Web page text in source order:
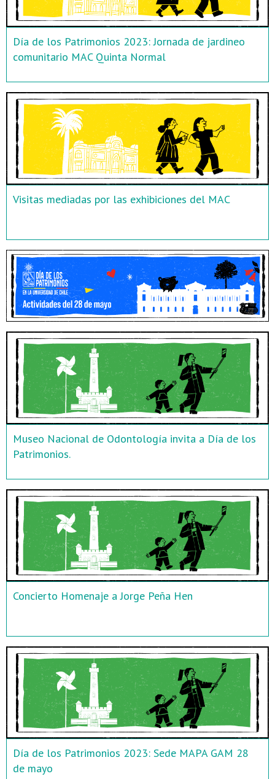
Día de los Patrimonios 2023: Jornada de jardineo
comunitario MAC Quinta Normal
Visitas mediadas por las exhibiciones del MAC
Museo Nacional de Odontología invita a Día de los
Patrimonios.
Concierto Homenaje a Jorge Peña Hen
Día de los Patrimonios 2023: Sede MAPA GAM 28
de mayo